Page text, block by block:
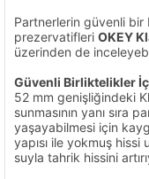
Partnerlerin güvenli
prezervatifleri OKEY
üzerinden de
Güvenli Birliktelikler
52 mm genişliğindeki
sunmasının yanı sıra
yaşayabilmesi için
yapısı ile yokmuş hissi
suyla tahrik hissini